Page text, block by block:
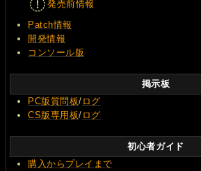
発売前情報
Patch情報
開発情報
コンソール版
掲示板
PC版質問板/ ログ
CS版専用板/ ログ
初心者ガイド
購入からプレイまで